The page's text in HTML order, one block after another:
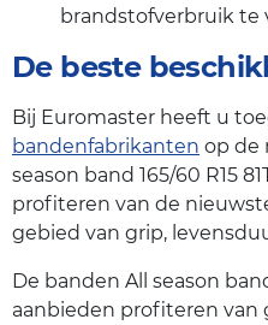
brandstofverbruik te
De beste
Bij Euromaster heeft u
bandenfabrikanten op de
season band 165/60 R15
profiteren van de
gebied van grip,
De banden All season
aanbieden profiteren van